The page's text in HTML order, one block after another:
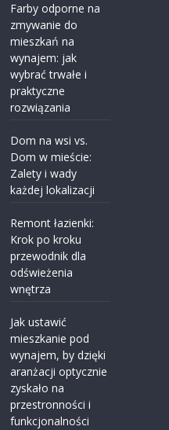
Farby odporne na
zmywanie do
mieszkań na
wynajem: jak
wybrać trwałe i
praktyczne
rozwiązania
Dom na wsi vs.
Dom w mieście:
Zalety i wady
każdej lokalizacji
Remont łazienki:
Krok po kroku
przewodnik dla
odświeżenia
wnętrza
Jak ustawić
mieszkanie pod
wynajem, by dzięki
aranżacji optycznie
zyskało na
przestronności i
funkcjonalności